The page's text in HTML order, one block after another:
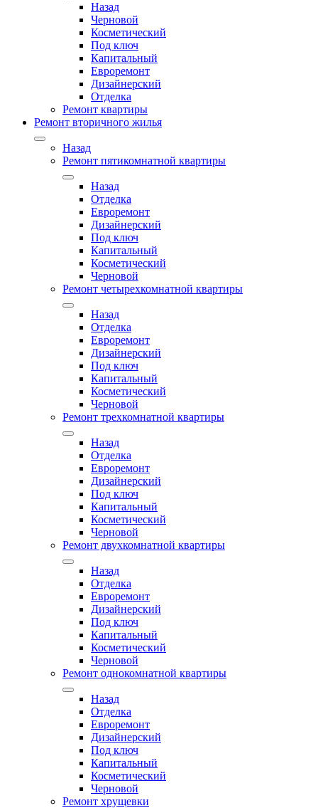
Назад
Черновой
Косметический
Под ключ
Капитальный
Евроремонт
Дизайнерский
Отделка
Ремонт квартиры
Ремонт вторичного жилья
Назад
Ремонт пятикомнатной квартиры
Назад
Отделка
Евроремонт
Дизайнерский
Под ключ
Капитальный
Косметический
Черновой
Ремонт четырехкомнатной квартиры
Назад
Отделка
Евроремонт
Дизайнерский
Под ключ
Капитальный
Косметический
Черновой
Ремонт трехкомнатной квартиры
Назад
Отделка
Евроремонт
Дизайнерский
Под ключ
Капитальный
Косметический
Черновой
Ремонт двухкомнатной квартиры
Назад
Отделка
Евроремонт
Дизайнерский
Под ключ
Капитальный
Косметический
Черновой
Ремонт однокомнатной квартиры
Назад
Отделка
Евроремонт
Дизайнерский
Под ключ
Капитальный
Косметический
Черновой
Ремонт хрущевки